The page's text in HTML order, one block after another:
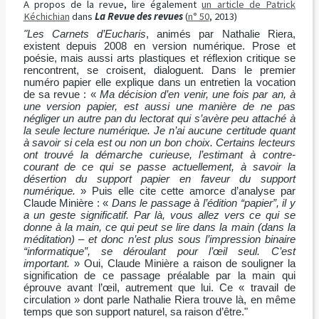
A propos de la revue, lire égalementun article de Patrick
Kéchichian dans La Revue des revues(n° 50, 2013)
"Les Carnets d’Eucharis, animés par Nathalie Riera,
existent depuis 2008 en version numérique. Prose et
poésie, mais aussi arts plastiques et réflexion critique se
rencontrent, se croisent, dialoguent. Dans le premier
numéro papier elle explique dans un entretien la vocation
de sa revue : « Ma décision d’en venir, une fois par an, à
une version papier, est aussi une manière de ne pas
négliger un autre pan du lectorat qui s’avère peu attaché à
la seule lecture numérique. Je n’ai aucune certitude quant
à savoir si cela est ou non un bon choix. Certains lecteurs
ont trouvé la démarche curieuse, l’estimant à contre-
courant de ce qui se passe actuellement, à savoir la
désertion du support papier en faveur du support
numérique. » Puis elle cite cette amorce d’analyse par
Claude Minière : « Dans le passage à l’édition “papier”, il y
a un geste significatif. Par là, vous allez vers ce qui se
donne à la main, ce qui peut se lire dans la main (dans la
méditation) – et donc n’est plus sous l’impression binaire
“informatique”, se déroulant pour l’œil seul. C’est
important. » Oui, Claude Minière a raison de souligner la
signification de ce passage préalable par la main qui
éprouve avant l’œil, autrement que lui. Ce « travail de
circulation » dont parle Nathalie Riera trouve là, en même
temps que son support naturel, sa raison d’être."